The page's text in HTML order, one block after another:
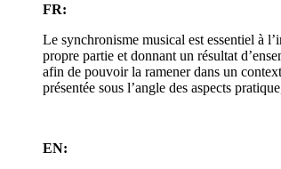
FR:
Le synchronisme musical est essentiel à
propre partie et donnant un résultat
afin de pouvoir la ramener dans un
présentée sous l’angle des aspects
EN: